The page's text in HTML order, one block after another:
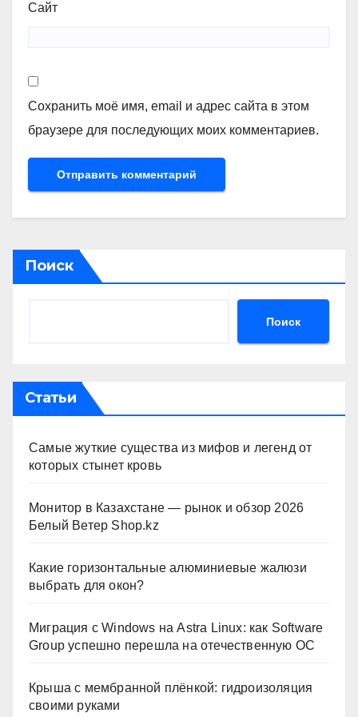
Сайт
Сохранить моё имя, email и адрес сайта в этом
браузере для последующих моих комментариев.
Поиск
Поиск
Статьи
Самые жуткие существа из мифов и легенд от
которых стынет кровь
Монитор в Казахстане — рынок и обзор 2026
Белый Ветер Shop.kz
Какие горизонтальные алюминиевые жалюзи
выбрать для окон?
Миграция с Windows на Astra Linux: как Software
Group успешно перешла на отечественную ОС
Крыша с мембранной плёнкой: гидроизоляция
своими руками